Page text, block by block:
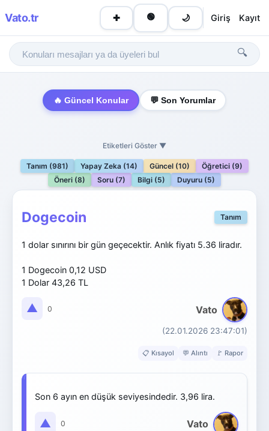
Vato.tr ✚ 🟢 🌙 Giriş Kayıt
🔍
🔥 Güncel Konular 💬 Son Yorumlar
Etiketleri Göster ▼
Tanım (981) Yapay Zeka (14) Güncel (10)
Öğretici (9)
Öneri (8)
Soru (7) Bilgi (5) Duyuru (5)
Dogecoin Tanım
1 dolar sınırını bir gün geçecektir. Anlık fiyatı 5.36 liradır.
1 Dogecoin 0,12 USD
1 Dolar 43,26 TL
Vato
(22.01.2026 23:47:01)
▲ 0
📋 Kısayol 💬 Alıntı 🚩 Rapor
Son 6 ayın en düşük seviyesindedir. 3,96 lira.
Vato
▲ 0